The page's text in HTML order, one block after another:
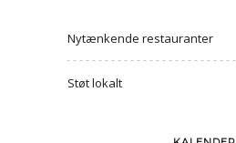
Nytænkende restauranter
Støt lokalt